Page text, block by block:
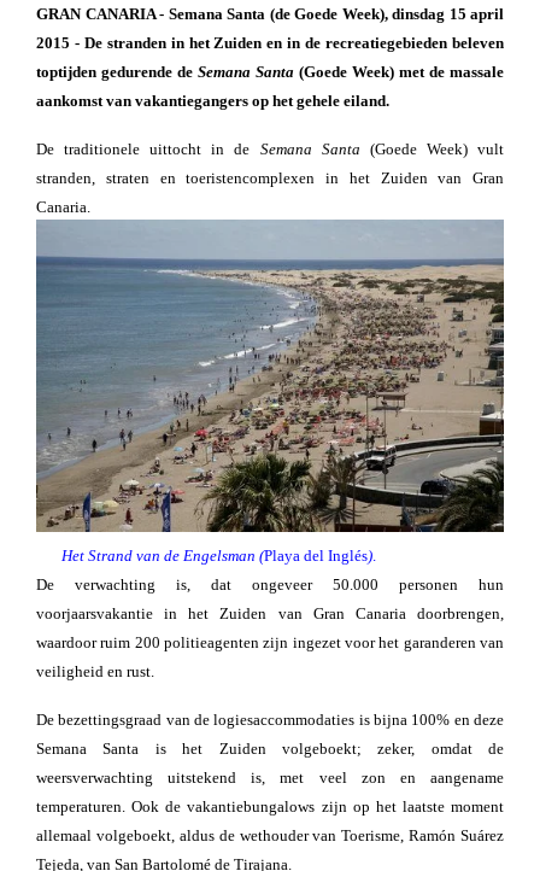
GRAN CANARIA - Semana Santa (de Goede Week), dinsdag 15 april
2015 - De stranden in het Zuiden en in de recreatiegebieden beleven
toptijden gedurende de Semana Santa (Goede Week) met de massale
aankomst van vakantiegangers op het gehele eiland.
De traditionele uittocht in de Semana Santa (Goede Week) vult
stranden, straten en toeristencomplexen in het Zuiden van Gran
Canaria.
Het Strand van de Engelsman (Playa del Inglés)
De verwachting is, dat ongeveer 50.000 personen hun
voorjaarsvakantie in het Zuiden van Gran Canaria doorbrengen,
waardoor ruim 200 politieagenten zijn ingezet voor het garanderen van
veiligheid en rust.
De bezettingsgraad van de logiesaccommodaties is bijna 100% en deze
Semana Santa is het Zuiden volgeboekt; zeker, omdat de
weersverwachting uitstekend is, met veel zon en aangename
temperaturen. Ook de vakantiebungalows zijn op het laatste moment
allemaal volgeboekt, aldus de wethouder van Toerisme, Ramón Suárez
Tejeda, van San Bartolomé de Tirajana.